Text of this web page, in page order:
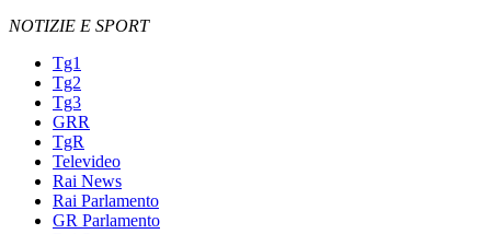
NOTIZIE E SPORT
Tg1
Tg2
Tg3
GRR
TgR
Televideo
Rai News
Rai Parlamento
GR Parlamento